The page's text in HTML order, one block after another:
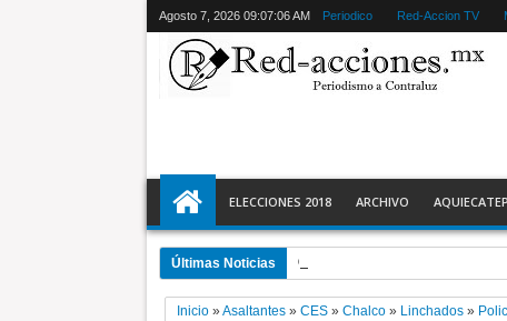
Agosto 7, 2026 09:07:08 AM Periodico Red-Accion TV
ELECCIONES 2018 ARCHIVO
Últimas Noticias 6:33 PM
Inicio»Asaltantes» CES» Chalco» Linchados»